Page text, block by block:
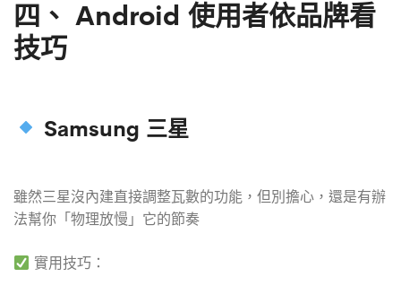
四、 Android 使用者依品牌看
技巧
Samsung 三星
雖然三星沒內建直接調整瓦數的功能，但別擔心，還是有辦
法幫你「物理放慢」它的節奏
實用技巧：